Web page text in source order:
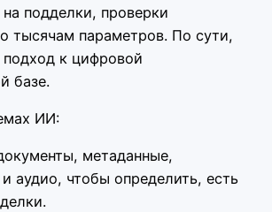
подделки, проверки
тысячам параметров. По сути,
к цифровой
базе.
ИИ:
метаданные,
аудио, чтобы определить, есть